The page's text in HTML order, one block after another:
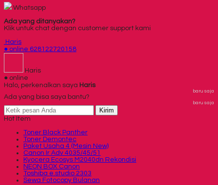
Whatsapp
Ada yang ditanyakan?
Klik untuk chat dengan customer support kami
Haris
● online 628122720158
Haris
● online
Halo, perkenalkan saya Haris
baru saja
Ada yang bisa saya bantu?
baru saja
Kirim
Hot Item
Toner Black Panther
Toner Demontec
Paket Usaha 4 (Mesin New)
Canon Ir Adv 4035/45/51
Kyocera Ecosys M2040dn Rekondisi
NEON BOX Canon
Toshiba e.studio 2303
Sewa Fotocopy Bulanan